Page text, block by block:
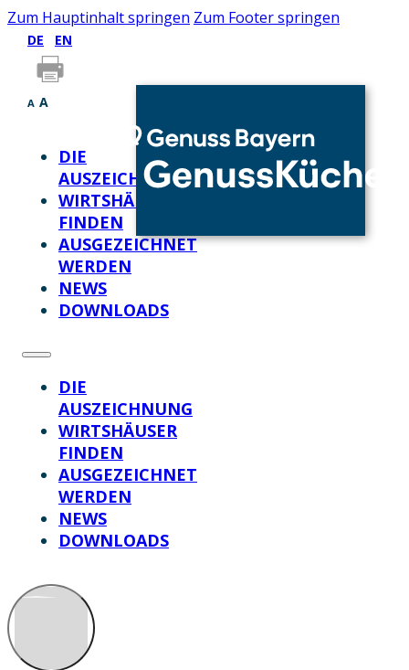
Zum Hauptinhalt springen Zum Footer springen
DE EN
A A
DIE
AUSZEICHNUNG
WIRTSHÄUSER
FINDEN
AUSGEZEICHNET
WERDEN
NEWS
DOWNLOADS
DIE
AUSZEICHNUNG
WIRTSHÄUSER
FINDEN
AUSGEZEICHNET
WERDEN
NEWS
DOWNLOADS